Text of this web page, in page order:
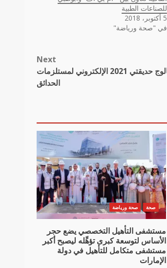
للصناعات الطبية
5 أكتوبر، 2018
في "صحة ورياضة"
Next
دانوب هوم تطلق كتالوج حديقتي 2021 الإلكتروني لمستلزمات
الحدائق
صحة صحة ورياضة
مستشفى التأهيل التخصصي يضع حجر
الأساس لتوسعة كبرى تؤهِّله ليصبح أكبر
مستشفى متكامل للتأهيل في دولة
الإمارات